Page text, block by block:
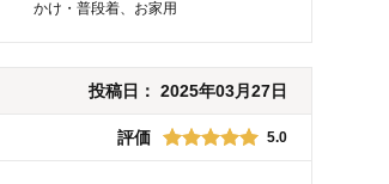
かけ・普段着、お家用
投稿日： 2025年03月27日
評価 5.0